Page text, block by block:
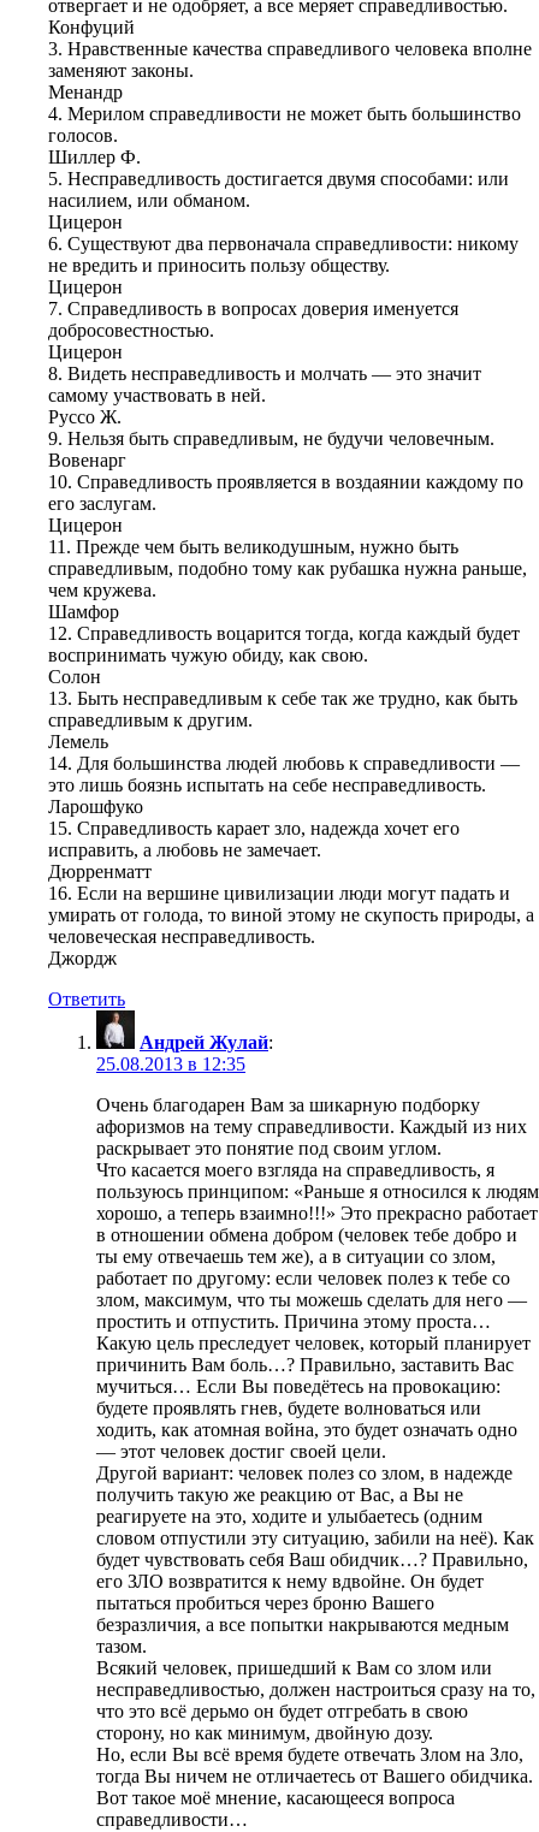
отвергает и не одобряет, а все меряет справедливостью.
Конфуций
3. Нравственные качества справедливого человека вполне
заменяют законы.
Менандр
4. Мерилом справедливости не может быть большинство
голосов.
Шиллер Ф.
5. Несправедливость достигается двумя способами: или
насилием, или обманом.
Цицерон
6. Существуют два первоначала справедливости: никому
не вредить и приносить пользу обществу.
Цицерон
7. Справедливость в вопросах доверия именуется
добросовестностью.
Цицерон
8. Видеть несправедливость и молчать — это значит
самому участвовать в ней.
Руссо Ж.
9. Нельзя быть справедливым, не будучи человечным.
Вовенарг
10. Справедливость проявляется в воздаянии каждому по
его заслугам.
Цицерон
11. Прежде чем быть великодушным, нужно быть
справедливым, подобно тому как рубашка нужна раньше,
чем кружева.
Шамфор
12. Справедливость воцарится тогда, когда каждый будет
воспринимать чужую обиду, как свою.
Солон
13. Быть несправедливым к себе так же трудно, как быть
справедливым к другим.
Лемель
14. Для большинства людей любовь к справедливости —
это лишь боязнь испытать на себе несправедливость.
Ларошфуко
15. Справедливость карает зло, надежда хочет его
исправить, а любовь не замечает.
Дюрренматт
16. Если на вершине цивилизации люди могут падать и
умирать от голода, то виной этому не скупость природы, а
человеческая несправедливость.
Джордж
Ответить
Андрей Жулай:
25.08.2013 в 12:35
Очень благодарен Вам за шикарную подборку
афоризмов на тему справедливости. Каждый из них
раскрывает это понятие под своим углом.
Что касается моего взгляда на справедливость, я
пользуюсь принципом: «Раньше я относился к людям
хорошо, а теперь взаимно!!!» Это прекрасно работает
в отношении обмена добром (человек тебе добро и
ты ему отвечаешь тем же), а в ситуации со злом,
работает по другому: если человек полез к тебе со
злом, максимум, что ты можешь сделать для него —
простить и отпустить. Причина этому проста…
Какую цель преследует человек, который планирует
причинить Вам боль…? Правильно, заставить Вас
мучиться… Если Вы поведётесь на провокацию:
будете проявлять гнев, будете волноваться или
ходить, как атомная война, это будет означать одно
— этот человек достиг своей цели.
Другой вариант: человек полез со злом, в надежде
получить такую же реакцию от Вас, а Вы не
реагируете на это, ходите и улыбаетесь (одним
словом отпустили эту ситуацию, забили на неё). Как
будет чувствовать себя Ваш обидчик…? Правильно,
его ЗЛО возвратится к нему вдвойне. Он будет
пытаться пробиться через броню Вашего
безразличия, а все попытки накрываются медным
тазом.
Всякий человек, пришедший к Вам со злом или
несправедливостью, должен настроиться сразу на то,
что это всё дерьмо он будет отгребать в свою
сторону, но как минимум, двойную дозу.
Но, если Вы всё время будете отвечать Злом на Зло,
тогда Вы ничем не отличаетесь от Вашего обидчика.
Вот такое моё мнение, касающееся вопроса
справедливости…